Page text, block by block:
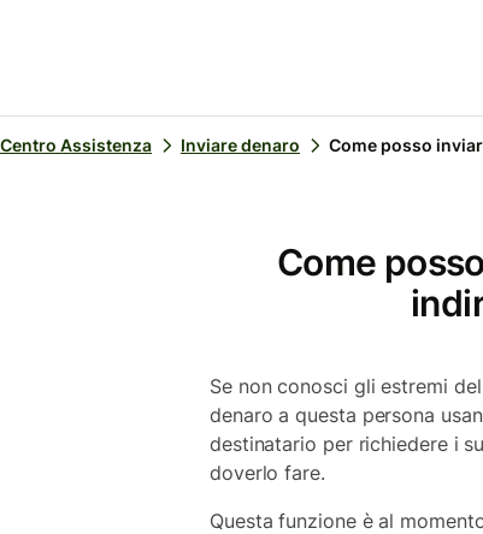
Assistenza Inviare denaro Come posso
Come
Se non conosci gli estremi
denaro a questa persona
destinatario per richiedere i
doverlo fare.
Questa funzione è al